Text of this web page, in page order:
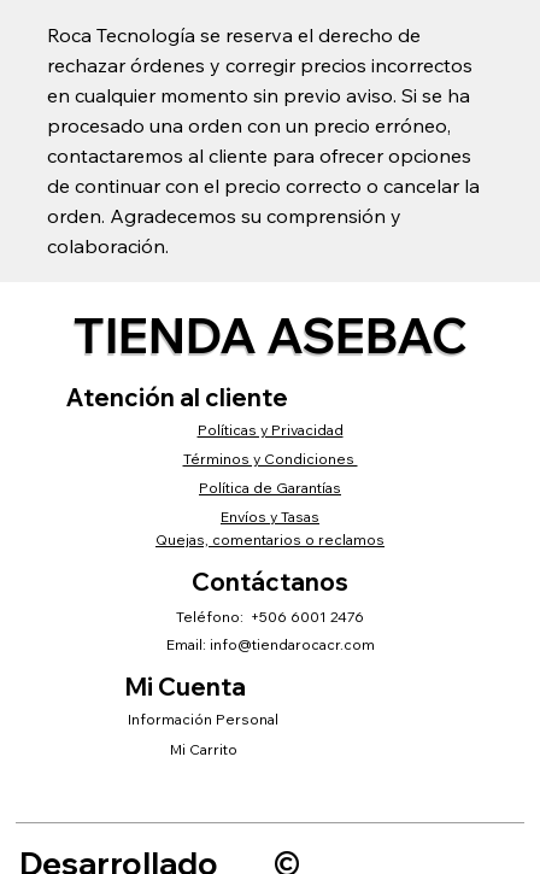
Roca Tecnología se reserva el derecho de
rechazar órdenes y corregir precios incorrectos
en cualquier momento sin previo aviso. Si se ha
procesado una orden con un precio erróneo,
contactaremos al cliente para ofrecer opciones
de continuar con el precio correcto o cancelar la
orden. Agradecemos su comprensión y
colaboración.
TIENDA ASEBAC
Atención al cliente
Políticas y Privacidad
Términos y Condiciones
Envíos y Tasas
Política de Garantías
Quejas, comentarios o reclamos
Mi Cuenta
Información Personal
Mi Carrito
Contáctanos
Teléfono: +506 6001 2476
Email: info@tiendarocacr.com
Desarrollado ©